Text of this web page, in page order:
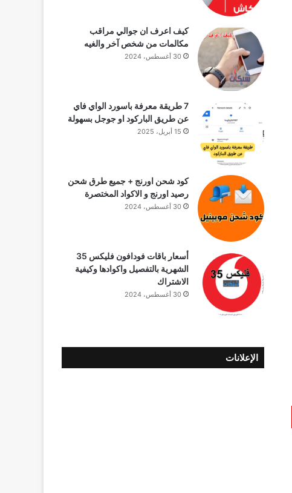
كيف اعرف ان جوالي مراقب
مكالمات من شخص آخر والغيه
30 أغسطس، 2024
7 طريقة معرفة باسورد الواي فاي
عن طريق الباركود او جوجل بسهولة
15 أبريل، 2025
كود شحن اورنج + جميع طرق شحن
رصيد اورنج و الاكواد المختصرة
30 أغسطس، 2024
أسعار باقات فودافون فلیکس 35
الشهرية بالتفصيل واكوادها وكيفية
الاشتراك
30 أغسطس، 2024
الإعلانات